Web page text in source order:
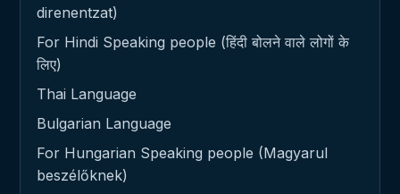
direnentzat)
For Hindi Speaking people (हिंदी बोलने वाले लोगों के
लिए)
Thai Language
Bulgarian Language
For Hungarian Speaking people (Magyarul
beszélőknek)